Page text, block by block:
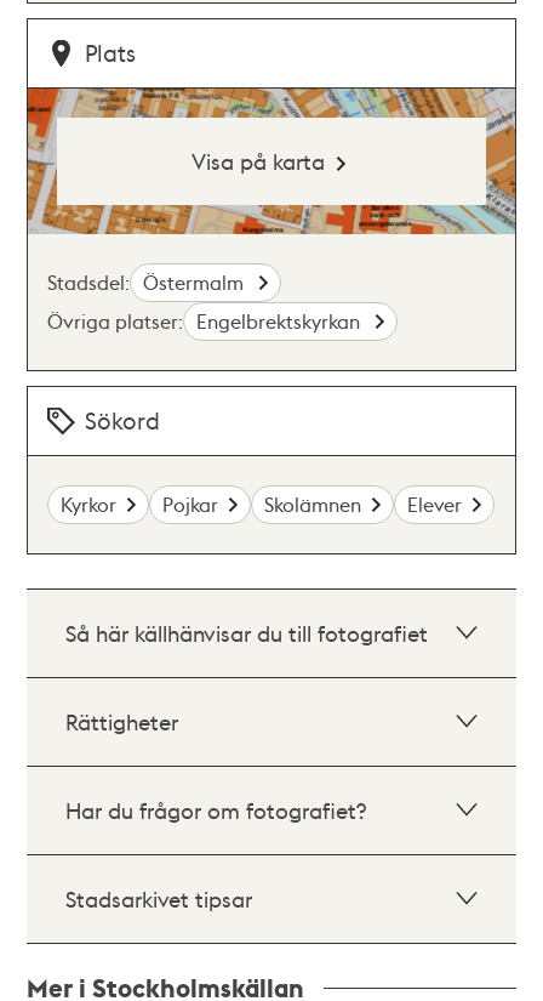
Plats
Visa på karta
Stadsdel: Östermalm
Övriga platser: Engelbrektskyrkan
Sökord
Kyrkor Pojkar Skolämnen Elever
Så här källhänvisar du till fotografiet
Rättigheter
Har du frågor om fotografiet?
Stadsarkivet tipsar
Mer i Stockholmskällan